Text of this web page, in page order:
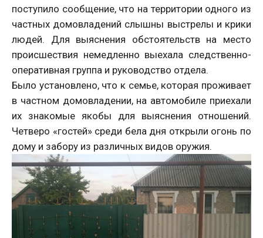
поступило сообщение, что на территории одного из
частных домовладений слышны выстрелы и крики
людей. Для выяснения обстоятельств на место
происшествия немедленно выехала следственно-
оперативная группа и руководство отдела.
Было установлено, что к семье, которая проживает
в частном домовладении, на автомобиле приехали
их знакомые якобы для выяснения отношений.
Четверо «гостей» среди бела дня открыли огонь по
дому и забору из различных видов оружия.